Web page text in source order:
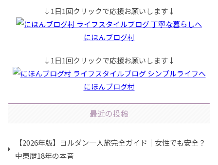
↓1日1回クリックで応援お願いします↓
にほんブログ村
↓1日1回クリックで応援お願いします↓
にほんブログ村
最近の投稿
【2026年版】ヨルダン一人旅完全ガイド｜女性でも安全？
中東歴18年の本音